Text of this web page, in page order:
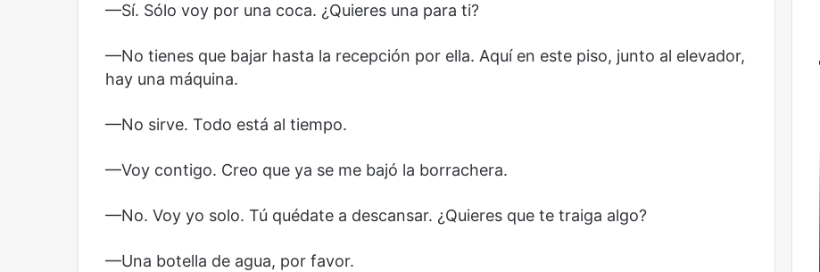
—Sí. Sólo voy por una coca. ¿Quieres una para ti?
—No tienes que bajar hasta la recepción por ella. Aquí en este piso, junto al elevador,
hay una máquina.
—No sirve. Todo está al tiempo.
—Voy contigo. Creo que ya se me bajó la borrachera.
—No. Voy yo solo. Tú quédate a descansar. ¿Quieres que te traiga algo?
—Una botella de agua, por favor.
Reformulación Nueva droga